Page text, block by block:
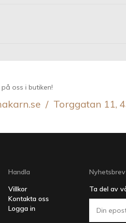
oss i butiken!
/ Torggatan 11,
Handla
Villkor
Kontakta oss
Logga in
Nyhetsbrev
Ta del av